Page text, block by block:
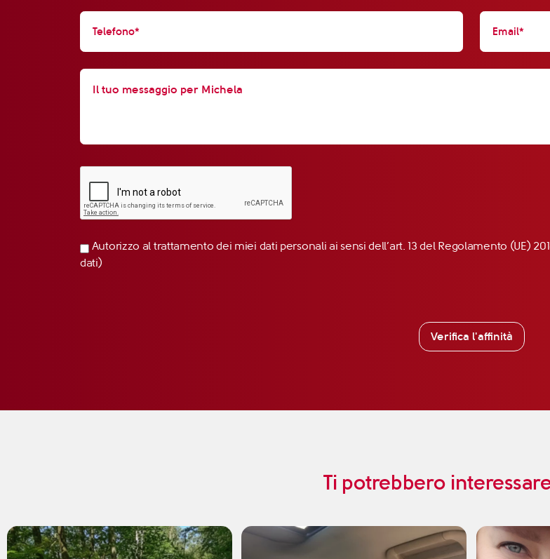
Autorizzo al trattamento dei miei dati personali ai sensi dell’art. 13 del Regolamento (UE)
dati)
Verifica l'affinità
Ti potrebbero